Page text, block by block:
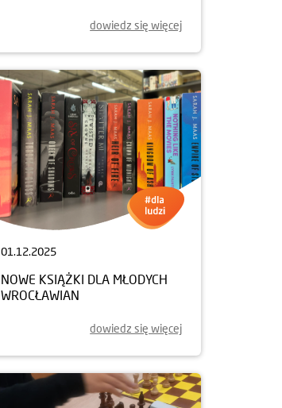
dowiedz się więcej
01.12.2025
NOWE KSIĄŻKI DLA MŁODYCH
WROCŁAWIAN
dowiedz się więcej